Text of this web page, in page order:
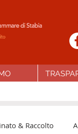
& Raccolto